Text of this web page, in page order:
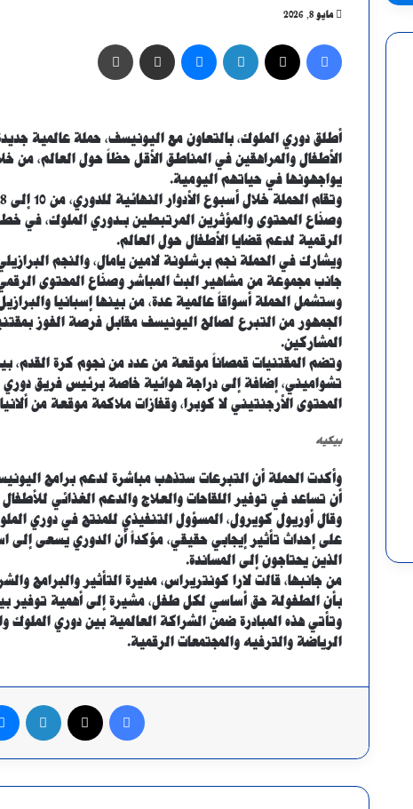
مايو 8, 2026
فيسبوك لينكدإن ماسنجر مشاركة عبر البريد
أطلق دوري الملوك، بالتعاون مع اليونيسف، حملة عالمية
الأطفال والمراهقين في المناطق الأقل حظاً حول العالم، من
يواجهونها في حياتهم اليومية.
وصنّاع المحتوى والمؤثرين المرتبطين بـدوري الملوك،
الرقمية لدعم قضايا الأطفال حول العالم.
ويشارك في الحملة نجم برشلونة لامين يامال، والنجم
جانب مجموعة من مشاهير البث المباشر وصنّاع المحتوى
وستشمل الحملة أسواقاً عالمية عدة، من بينها إسبانيا
الجمهور من التبرع لصالح اليونيسف مقابل فرصة الفوز
المشاركين.
وتضم المقتنيات قمصاناً موقعة من عدد من نجوم كرة القدم،
تشواميني، إضافة إلى دراجة هوائية خاصة برئيس فريق دوري
المحتوى الأرجنتيني لا كوبرا، وقفازات ملاكمة موقعة من
بيكيه
وأكدت الحملة أن التبرعات ستذهب مباشرة لدعم برامج
أن تساعد في توفير اللقاحات والعلاج والدعم الغذائي للأطفال
وقال أوريول كويرول، المسؤول التنفيذي للمنتج في دوري
على إحداث تأثير إيجابي حقيقي، مؤكداً أن الدوري يسعى إلى
الذين يحتاجون إلى المساندة.
من جانبها، قالت لارا كونتريراس، مديرة التأثير والبرامج
بأن الطفولة حق أساسي لكل طفل، مشيرة إلى أهمية توفير
وتأتي هذه المبادرة ضمن الشراكة العالمية بين دوري
الرياضة والترفيه والمجتمعات الرقمية.
فيسبوك